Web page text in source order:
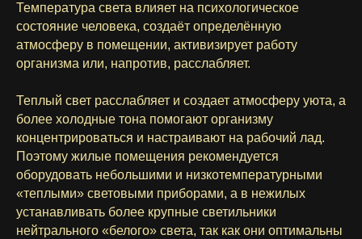
Температура света влияет на психологическое
состояние человека, создаёт определённую
атмосферу в помещении, активизирует работу
организма или, напротив, расслабляет.
Теплый свет расслабляет и создает атмосферу уюта, а
более холодные тона помогают организму
концентрироваться и настраивают на рабочий лад.
Поэтому жилые помещения рекомендуется
оборудовать небольшими и низкотемпературными
«теплыми» световыми приборами, а в нежилых
устанавливать более крупные светильники
нейтрального «белого» света, так как они оптимальны